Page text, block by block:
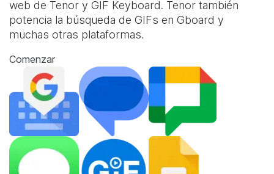
web de Tenor y GIF Keyboard. Tenor también
potencia la búsqueda de GIFs en Gboard y
muchas otras plataformas.
Comenzar